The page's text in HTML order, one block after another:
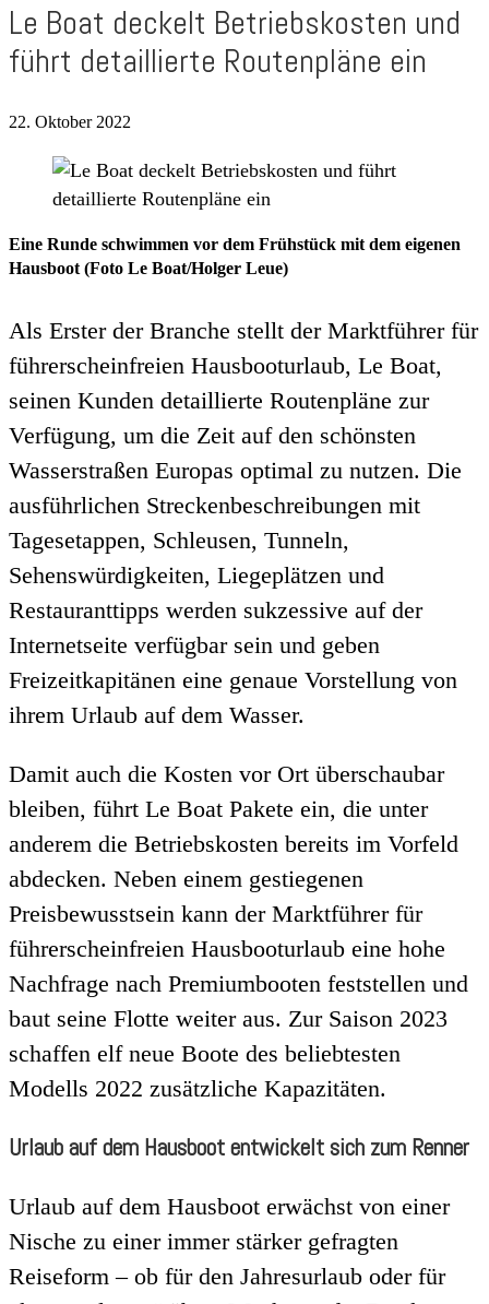
Le Boat deckelt Betriebskosten und
führt detaillierte Routenpläne ein
22. Oktober 2022
Eine Runde schwimmen vor dem Frühstück mit dem eigenen
Hausboot (Foto Le Boat/Holger Leue)
Als Erster der Branche stellt der Marktführer für
führerscheinfreien Hausbooturlaub, Le Boat,
seinen Kunden detaillierte Routenpläne zur
Verfügung, um die Zeit auf den schönsten
Wasserstraßen Europas optimal zu nutzen. Die
ausführlichen Streckenbeschreibungen mit
Tagesetappen, Schleusen, Tunneln,
Sehenswürdigkeiten, Liegeplätzen und
Restauranttipps werden sukzessive auf der
Internetseite verfügbar sein und geben
Freizeitkapitänen eine genaue Vorstellung von
ihrem Urlaub auf dem Wasser.
Damit auch die Kosten vor Ort überschaubar
bleiben, führt Le Boat Pakete ein, die unter
anderem die Betriebskosten bereits im Vorfeld
abdecken. Neben einem gestiegenen
Preisbewusstsein kann der Marktführer für
führerscheinfreien Hausbooturlaub eine hohe
Nachfrage nach Premiumbooten feststellen und
baut seine Flotte weiter aus. Zur Saison 2023
schaffen elf neue Boote des beliebtesten
Modells 2022 zusätzliche Kapazitäten.
Urlaub auf dem Hausboot entwickelt sich zum Renner
Urlaub auf dem Hausboot erwächst von einer
Nische zu einer immer stärker gefragten
Reiseform – ob für den Jahresurlaub oder für